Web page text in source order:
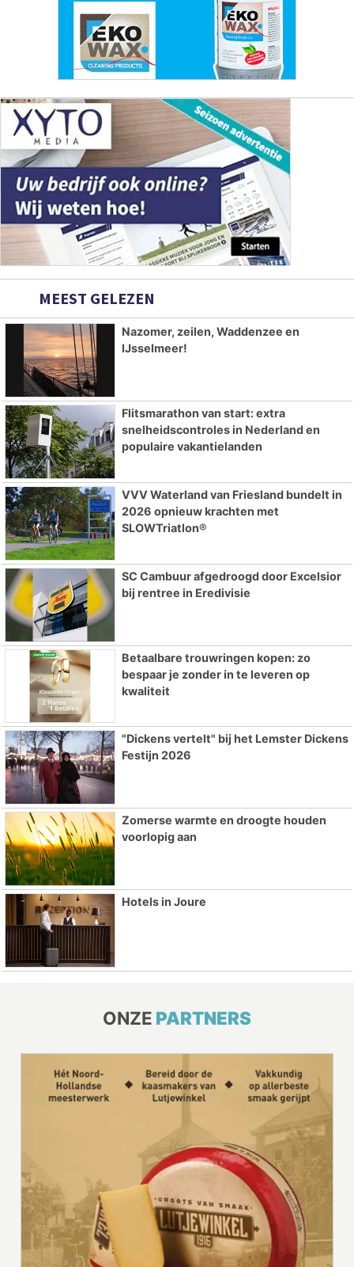
MEEST GELEZEN
Nazomer, zeilen, Waddenzee en
IJsselmeer!
Flitsmarathon van start: extra
snelheidscontroles in Nederland en
populaire vakantielanden
VVV Waterland van Friesland bundelt in
2026 opnieuw krachten met
SLOWTriatlon®
SC Cambuur afgedroogd door Excelsior
bij rentree in Eredivisie
Betaalbare trouwringen kopen: zo
bespaar je zonder in te leveren op
kwaliteit
"Dickens vertelt" bij het Lemster Dickens
Festijn 2026
Zomerse warmte en droogte houden
voorlopig aan
Hotels in Joure
ONZE PARTNERS